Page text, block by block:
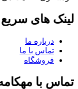
لینک های سریع
درباره ما
تماس با ما
فروشگاه
تماس با